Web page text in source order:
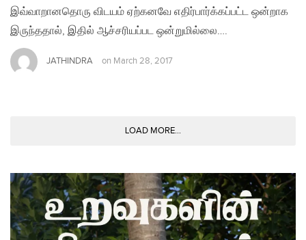
இவ்வாறானதொரு விடயம் ஏற்கனவே எதிர்பார்க்கப்பட்ட ஒன்றாக
இருந்ததால், இதில் ஆச்சரியப்பட ஒன்றுமில்லை….
JATHINDRA on March 28, 2017
LOAD MORE...